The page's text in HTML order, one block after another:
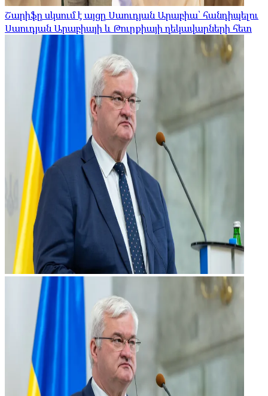
Շարիֆը սկսում է այցը Սաուդյան Արաբիա՝ հանդիպելու
Սաուդյան Արաբիայի և Թուրքիայի ղեկավարների հետ